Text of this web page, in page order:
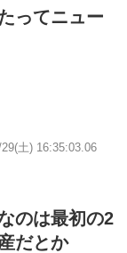
ってニュー
土) 16:35:03.06
のは最初の2
だとか